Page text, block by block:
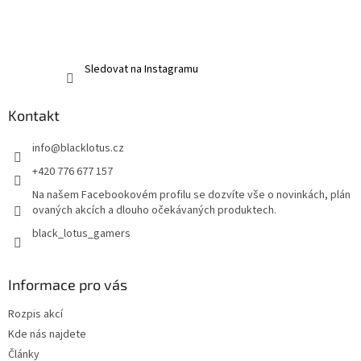
Sledovat na Instagramu
Kontakt
info@blacklotus.cz
+420 776 677 157
Na našem Facebookovém profilu se dozvíte vše o novinkách, plán
ovaných akcích a dlouho očekávaných produktech.
black_lotus_gamers
Informace pro vás
Rozpis akcí
Kde nás najdete
Články